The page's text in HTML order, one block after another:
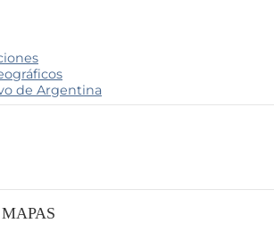
de Argentina